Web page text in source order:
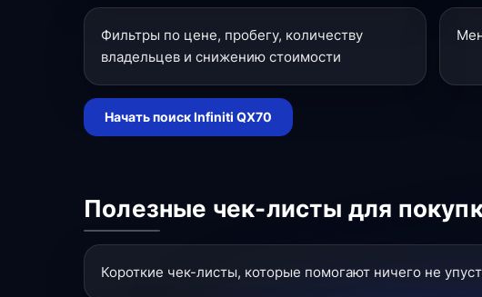
Фильтры по цене, пробегу, количеству
владельцев и снижению стоимости
Начать поиск Infiniti QX70
Полезные чек-листы для
Короткие чек-листы, которые помогают ничего не